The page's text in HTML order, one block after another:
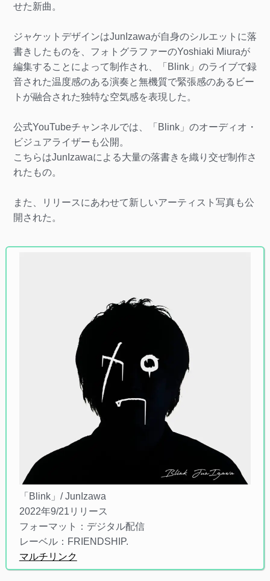
せた新曲。
ジャケットデザインはJunIzawaが自身のシルエットに落
書きしたものを、フォトグラファーのYoshiaki Miuraが
編集することによって制作され、「Blink」のライブで録
音された温度感のある演奏と無機質で緊張感のあるビー
トが融合された独特な空気感を表現した。
公式YouTubeチャンネルでは、「Blink」のオーディオ・
ビジュアライザーも公開。
こちらはJunIzawaによる大量の落書きを織り交ぜ制作さ
れたもの。
また、リリースにあわせて新しいアーティスト写真も公
開された。
「Blink」/ JunIzawa
2022年9/21リリース
フォーマット：デジタル配信
レーベル：FRIENDSHIP.
マルチリンク